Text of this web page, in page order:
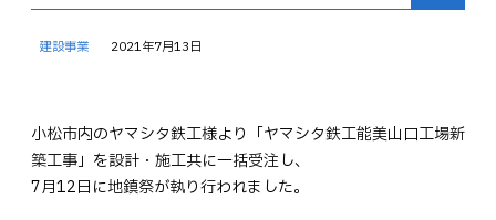
建設事業 2021年7月13日
小松市内のヤマシタ鉄工様より「ヤマシタ鉄工能美山口工場新
築工事」を設計・施工共に一括受注し、
7月12日に地鎮祭が執り行われました。